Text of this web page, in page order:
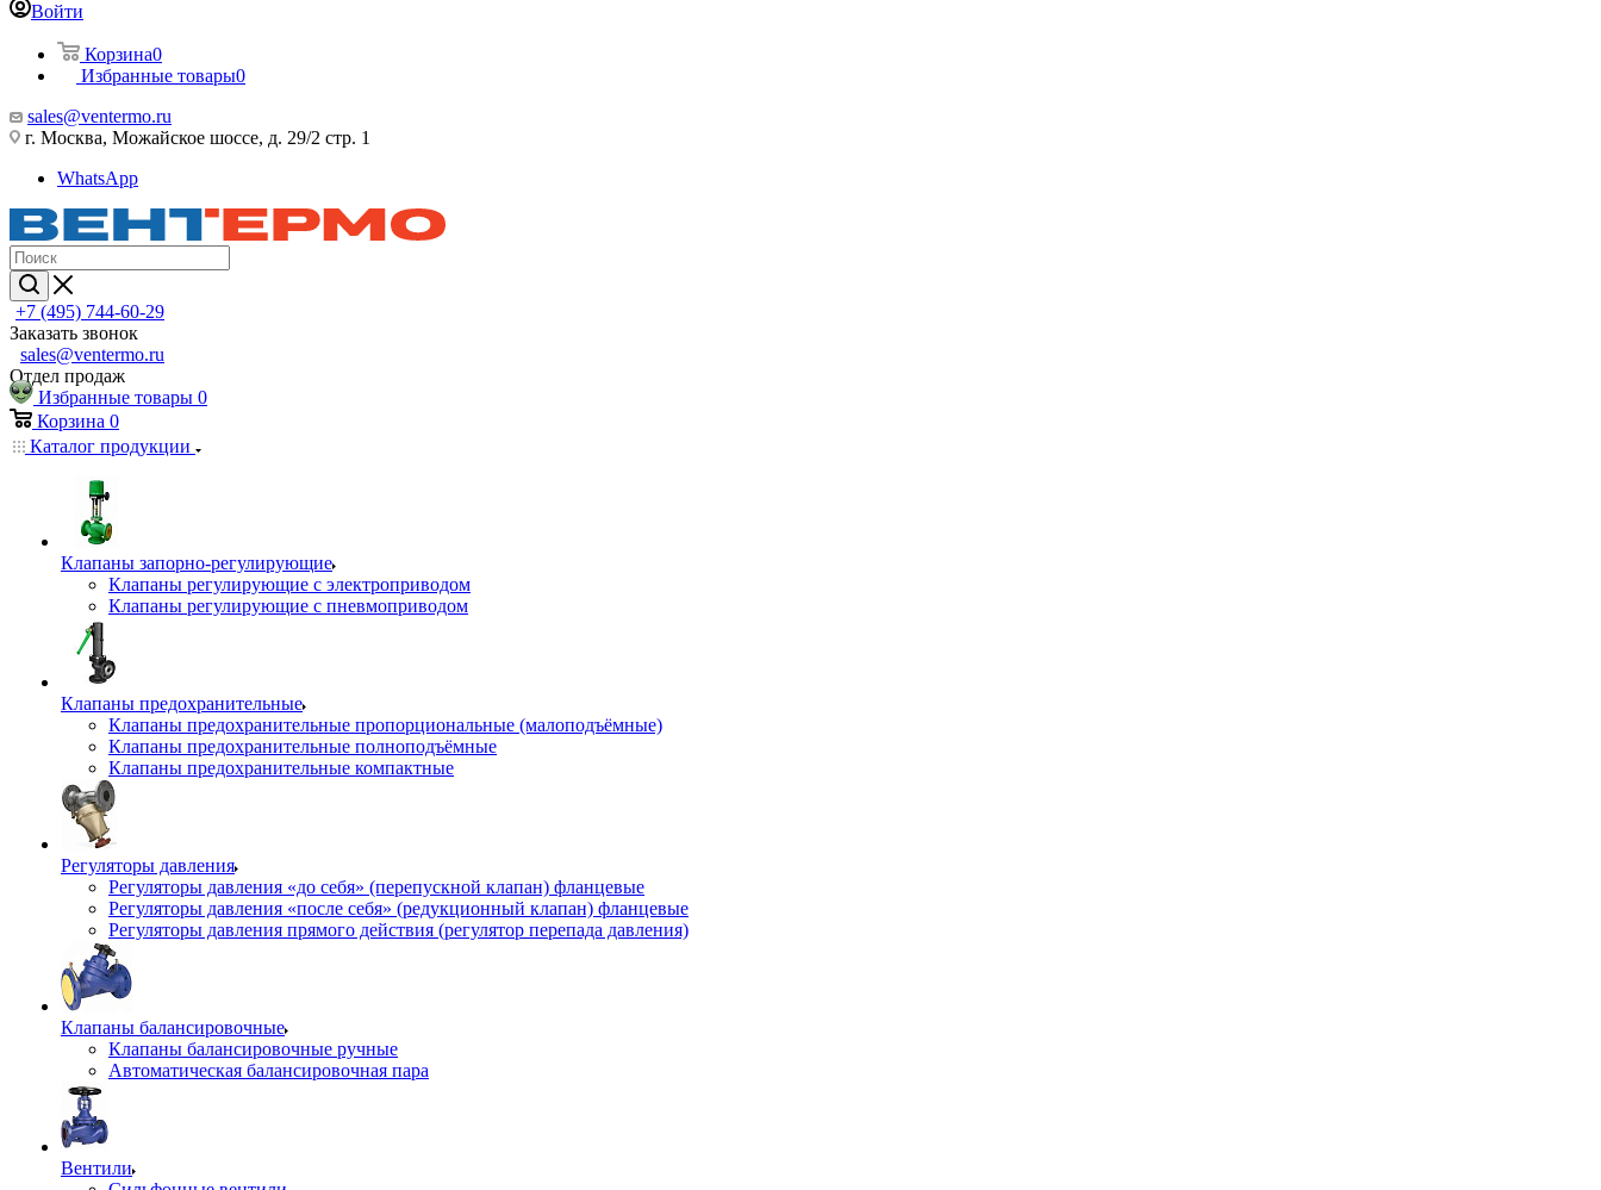
Войти
Корзина0
Избранные товары0
sales@ventermo.ru
г. Москва, Можайское шоссе, д. 29/2 стр. 1
WhatsApp
+7 (495) 744-60-29
Заказать звонок
sales@ventermo.ru
Отдел продаж
Избранные товары 0
Корзина 0
Каталог продукции
Клапаны запорно-регулирующие
Клапаны регулирующие с электроприводом
Клапаны регулирующие с пневмоприводом
Клапаны предохранительные
Клапаны предохранительные пропорциональные (малоподъёмные)
Клапаны предохранительные полноподъёмные
Клапаны предохранительные компактные
Регуляторы давления
Регуляторы давления «до себя» (перепускной клапан) фланцевые
Регуляторы давления «после себя» (редукционный клапан) фланцевые
Регуляторы давления прямого действия (регулятор перепада давления)
Клапаны балансировочные
Клапаны балансировочные ручные
Автоматическая балансировочная пара
Вентили